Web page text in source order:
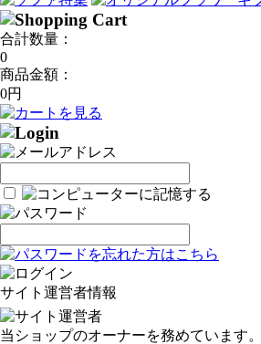
合計数量：
0
商品金額：
0円
サイト運営者情報
当ショップのオーナーを務めています